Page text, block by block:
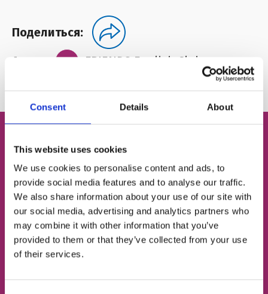
Consent Details About
This website uses cookies
We use cookies to personalise content and ads, to
provide social media features and to analyse our traffic.
We also share information about your use of our site with
our social media, advertising and analytics partners who
may combine it with other information that you’ve
provided to them or that they’ve collected from your use
of their services.
Поделиться:
Автор:
FRIENDS English Club
Бесплатный пробный
урок английского
Определим твой уровень
Подберём подходящий тип занятий